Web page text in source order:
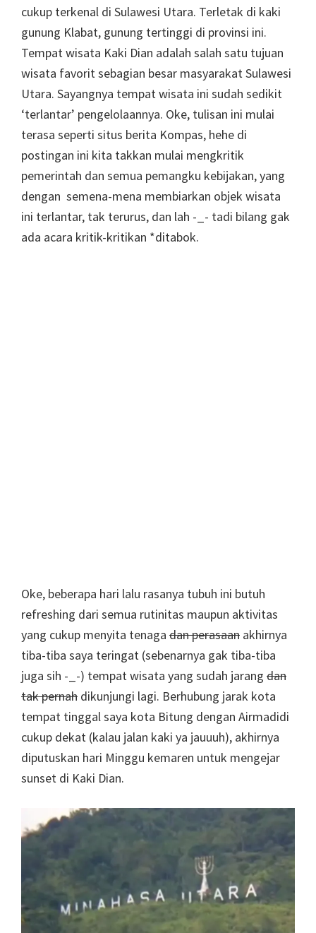
cukup terkenal di Sulawesi Utara. Terletak di kaki
gunung Klabat, gunung tertinggi di provinsi ini.
Tempat wisata Kaki Dian adalah salah satu tujuan
wisata favorit sebagian besar masyarakat Sulawesi
Utara. Sayangnya tempat wisata ini sudah sedikit
‘terlantar’ pengelolaannya. Oke, tulisan ini mulai
terasa seperti situs berita Kompas, hehe di
postingan ini kita takkan mulai mengkritik
pemerintah dan semua pemangku kebijakan, yang
dengan semena-mena membiarkan objek wisata
ini terlantar, tak terurus, dan lah -_- tadi bilang gak
ada acara kritik-kritikan *ditabok.
Oke, beberapa hari lalu rasanya tubuh ini butuh
refreshing dari semua rutinitas maupun aktivitas
yang cukup menyita tenaga danperasaan akhirnya
tiba-tiba saya teringat (sebenarnya gak tiba-tiba
juga sih -_-) tempat wisata yang sudah jarang dan
tak pernah dikunjungi lagi. Berhubung jarak kota
tempat tinggal saya kota Bitung dengan Airmadidi
cukup dekat (kalau jalan kaki ya jauuuh), akhirnya
diputuskan hari Minggu kemaren untuk mengejar
sunset di Kaki Dian.